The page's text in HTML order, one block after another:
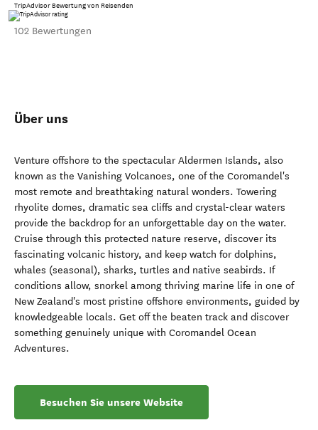
TripAdvisor Bewertung von Reisenden
102 Bewertungen
Über uns
Venture offshore to the spectacular Aldermen Islands, also
known as the Vanishing Volcanoes, one of the Coromandel's
most remote and breathtaking natural wonders. Towering
rhyolite domes, dramatic sea cliffs and crystal-clear waters
provide the backdrop for an unforgettable day on the water.
Cruise through this protected nature reserve, discover its
fascinating volcanic history, and keep watch for dolphins,
whales (seasonal), sharks, turtles and native seabirds. If
conditions allow, snorkel among thriving marine life in one of
New Zealand's most pristine offshore environments, guided by
knowledgeable locals. Get off the beaten track and discover
something genuinely unique with Coromandel Ocean
Adventures.
Besuchen Sie unsere Website